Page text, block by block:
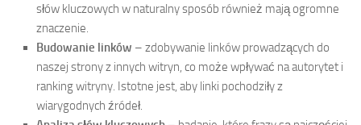
słów kluczowych w naturalny sposób również mają ogromne
znaczenie.
Budowanie linków – zdobywanie linków prowadzących do
naszej strony z innych witryn, co może wpływać na autorytet i
ranking witryny. Istotne jest, aby linki pochodziły z
wiarygodnych źródeł.